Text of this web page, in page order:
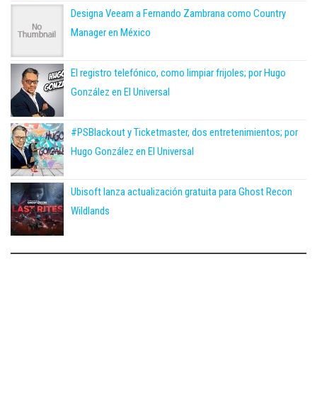
Designa Veeam a Fernando Zambrana como Country
Manager en México
El registro telefónico, como limpiar frijoles; por Hugo
González en El Universal
#PSBlackout y Ticketmaster, dos entretenimientos; por
Hugo González en El Universal
Ubisoft lanza actualización gratuita para Ghost Recon
Wildlands